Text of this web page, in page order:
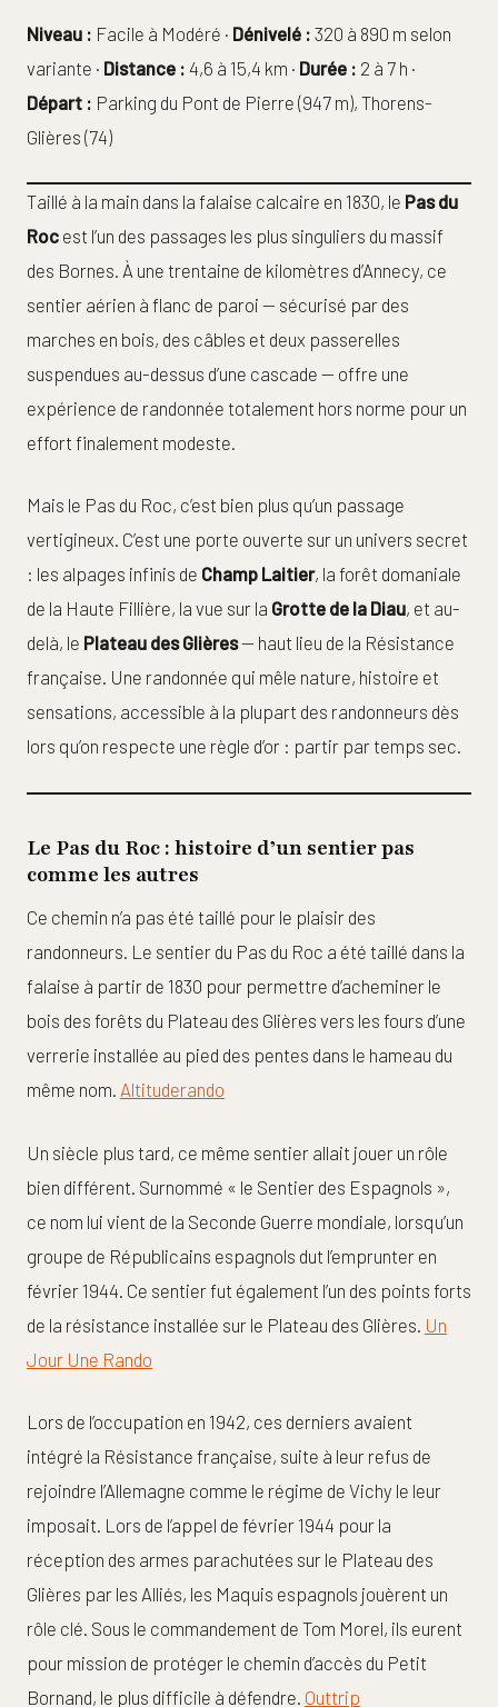
Niveau : Facile à Modéré · Dénivelé : 320 à 890 m selon
variante · Distance : 4,6 à 15,4 km · Durée : 2 à 7 h ·
Départ : Parking du Pont de Pierre (947 m), Thorens-
Glières (74)
Taillé à la main dans la falaise calcaire en 1830, le Pas du
Roc est l’un des passages les plus singuliers du massif
des Bornes. À une trentaine de kilomètres d’Annecy, ce
sentier aérien à flanc de paroi — sécurisé par des
marches en bois, des câbles et deux passerelles
suspendues au-dessus d’une cascade — offre une
expérience de randonnée totalement hors norme pour un
effort finalement modeste.
Mais le Pas du Roc, c’est bien plus qu’un passage
vertigineux. C’est une porte ouverte sur un univers secret
: les alpages infinis de Champ Laitier, la forêt domaniale
de la Haute Fillière, la vue sur la Grotte de la Diau, et au-
delà, le Plateau des Glières— haut lieu de la Résistance
française. Une randonnée qui mêle nature, histoire et
sensations, accessible à la plupart des randonneurs dès
lors qu’on respecte une règle d’or : partir par temps sec.
Le Pas du Roc : histoire d’un sentier pas
comme les autres
Ce chemin n’a pas été taillé pour le plaisir des
randonneurs. Le sentier du Pas du Roc a été taillé dans la
falaise à partir de 1830 pour permettre d’acheminer le
bois des forêts du Plateau des Glières vers les fours d’une
verrerie installée au pied des pentes dans le hameau du
même nom. Altituderando
Un siècle plus tard, ce même sentier allait jouer un rôle
bien différent. Surnommé « le Sentier des Espagnols »,
ce nom lui vient de la Seconde Guerre mondiale, lorsqu’un
groupe de Républicains espagnols dut l’emprunter en
février 1944. Ce sentier fut également l’un des points forts
de la résistance installée sur le Plateau des Glières. Un
Jour Une Rando
Lors de l’occupation en 1942, ces derniers avaient
intégré la Résistance française, suite à leur refus de
rejoindre l’Allemagne comme le régime de Vichy le leur
imposait. Lors de l’appel de février 1944 pour la
réception des armes parachutées sur le Plateau des
Glières par les Alliés, les Maquis espagnols jouèrent un
rôle clé. Sous le commandement de Tom Morel, ils eurent
pour mission de protéger le chemin d’accès du Petit
Bornand, le plus difficile à défendre. Outtrip